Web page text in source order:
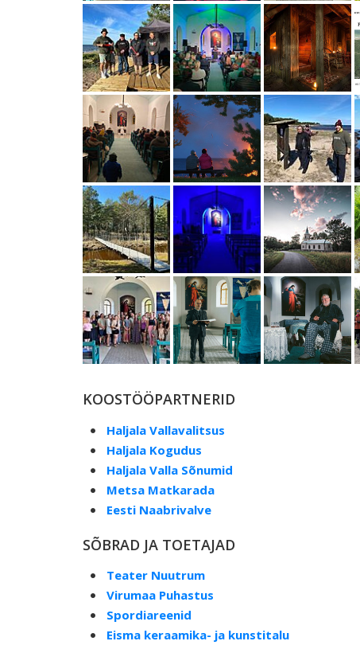
KOOSTÖÖPARTNERID
Haljala Vallavalitsus
Haljala Kogudus
Haljala Valla Sõnumid
Metsa Matkarada
Eesti Naabrivalve
SÕBRAD JA TOETAJAD
Teater Nuutrum
Virumaa Puhastus
Spordiareenid
Eisma keraamika- ja kunstitalu